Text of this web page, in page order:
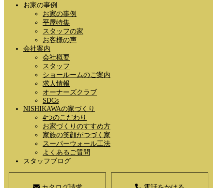
お家の事例
お家の事例
平屋特集
スタッフの家
お客様の声
会社案内
会社概要
スタッフ
ショールームのご案内
求人情報
オーナーズクラブ
SDGs
NISHIKAWAの家づくり
4つのこだわり
お家づくりのすすめ方
家族の笑顔がつづく家
スーパーウォール工法
よくあるご質問
スタッフブログ